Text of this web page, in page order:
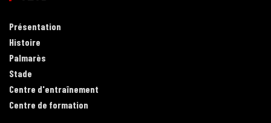
Présentation
Histoire
Palmarès
Stade
Centre d'entraînement
Centre de formation